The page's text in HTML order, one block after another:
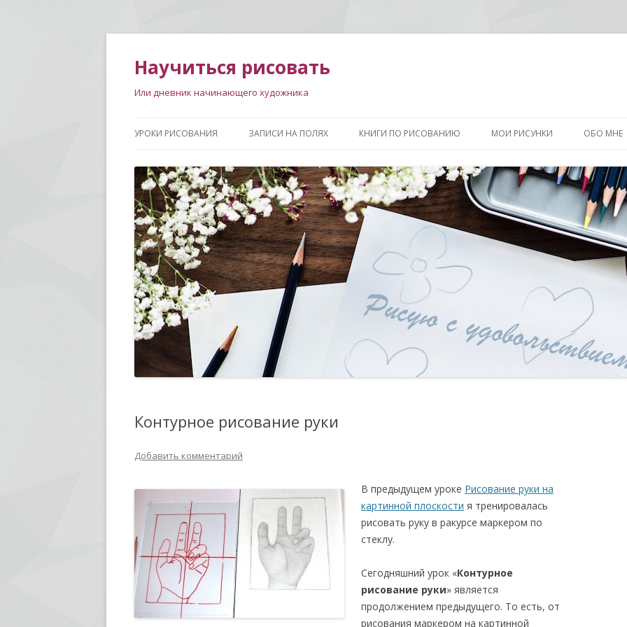
Научиться рисовать
Или дневник начинающего художника
УРОКИ РИСОВАНИЯ ЗАПИСИ НА ПОЛЯХ КНИГИ ПО РИСОВАНИЮ МОИ РИСУНКИ ОБО МНЕ
Контурное рисование руки
Добавить комментарий
В предыдущем уроке Рисование руки на
картинной плоскости я тренировалась
рисовать руку в ракурсе маркером по
стеклу.
Сегодняшний урок «Контурное
рисование руки» является
продолжением предыдущего. То есть, от
рисования маркером на картинной